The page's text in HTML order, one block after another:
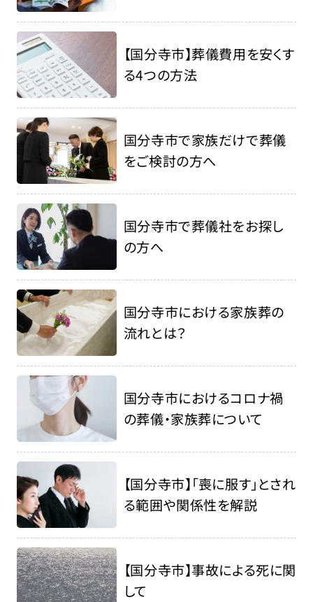
【国分寺市】葬儀費用を安くす
る4つの方法
国分寺市で家族だけで葬儀
をご検討の方へ
国分寺市で葬儀社をお探し
の方へ
国分寺市における家族葬の
流れとは？
国分寺市におけるコロナ禍
の葬儀・家族葬について
【国分寺市】「喪に服す」とされ
る範囲や関係性を解説
【国分寺市】事故による死に関
して